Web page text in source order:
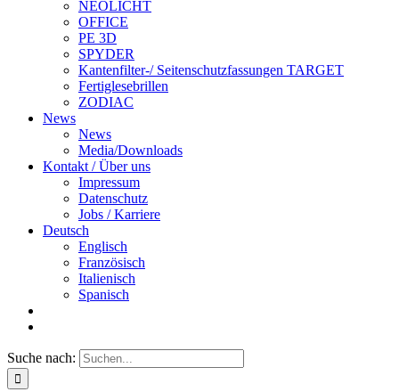
NEOLICHT
OFFICE
PE 3D
SPYDER
Kantenfilter-/ Seitenschutzfassungen TARGET
Fertiglesebrillen
ZODIAC
News
News
Media/Downloads
Kontakt / Über uns
Impressum
Datenschutz
Jobs / Karriere
Deutsch
Englisch
Französisch
Italienisch
Spanisch
Suche nach: